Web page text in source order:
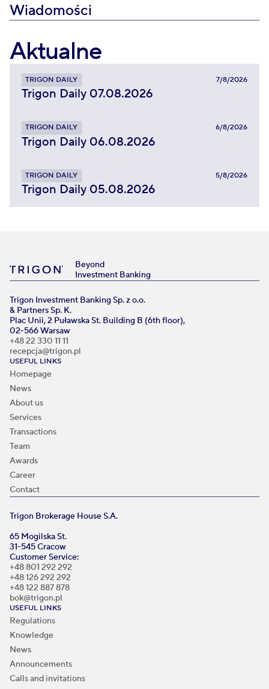
Wiadomości
Aktualne
TRIGON DAILY 7/8/2026
Trigon Daily 07.08.2026
TRIGON DAILY 6/8/2026
Trigon Daily 06.08.2026
TRIGON DAILY 5/8/2026
Trigon Daily 05.08.2026
Beyond
Investment Banking
Trigon Investment Banking Sp. z o.o.
& Partners Sp. K.
Plac Unii, 2 Puławska St. Building B (6th floor),
02-566 Warsaw
+48 22 330 11 11
recepcja@trigon.pl
USEFUL LINKS
Homepage
News
About us
Services
Transactions
Team
Awards
Career
Contact
Trigon Brokerage House S.A.
65 Mogilska St.
31-545 Cracow
Customer Service:
+48 801 292 292
+48 126 292 292
+48 122 887 878
bok@trigon.pl
USEFUL LINKS
Regulations
Knowledge
News
Announcements
Calls and invitations